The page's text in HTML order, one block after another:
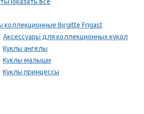
коллекционные Birgitte Frigast
Аксессуары для коллекционных кукол
Куклы ангелы
Куклы малыши
Куклы принцессы